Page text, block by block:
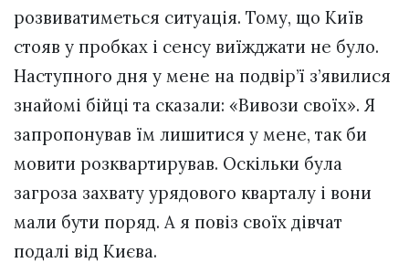
розвиватиметься ситуація. Тому, що Київ
стояв у пробках і сенсу виїжджати не було.
Наступного дня у мене на подвір’ї з’явилися
знайомі бійці та сказали: «Вивози своїх». Я
запропонував їм лишитися у мене, так би
мовити розквартирував. Оскільки була
загроза захвату урядового кварталу і вони
мали бути поряд. А я повіз своїх дівчат
подалі від Києва.